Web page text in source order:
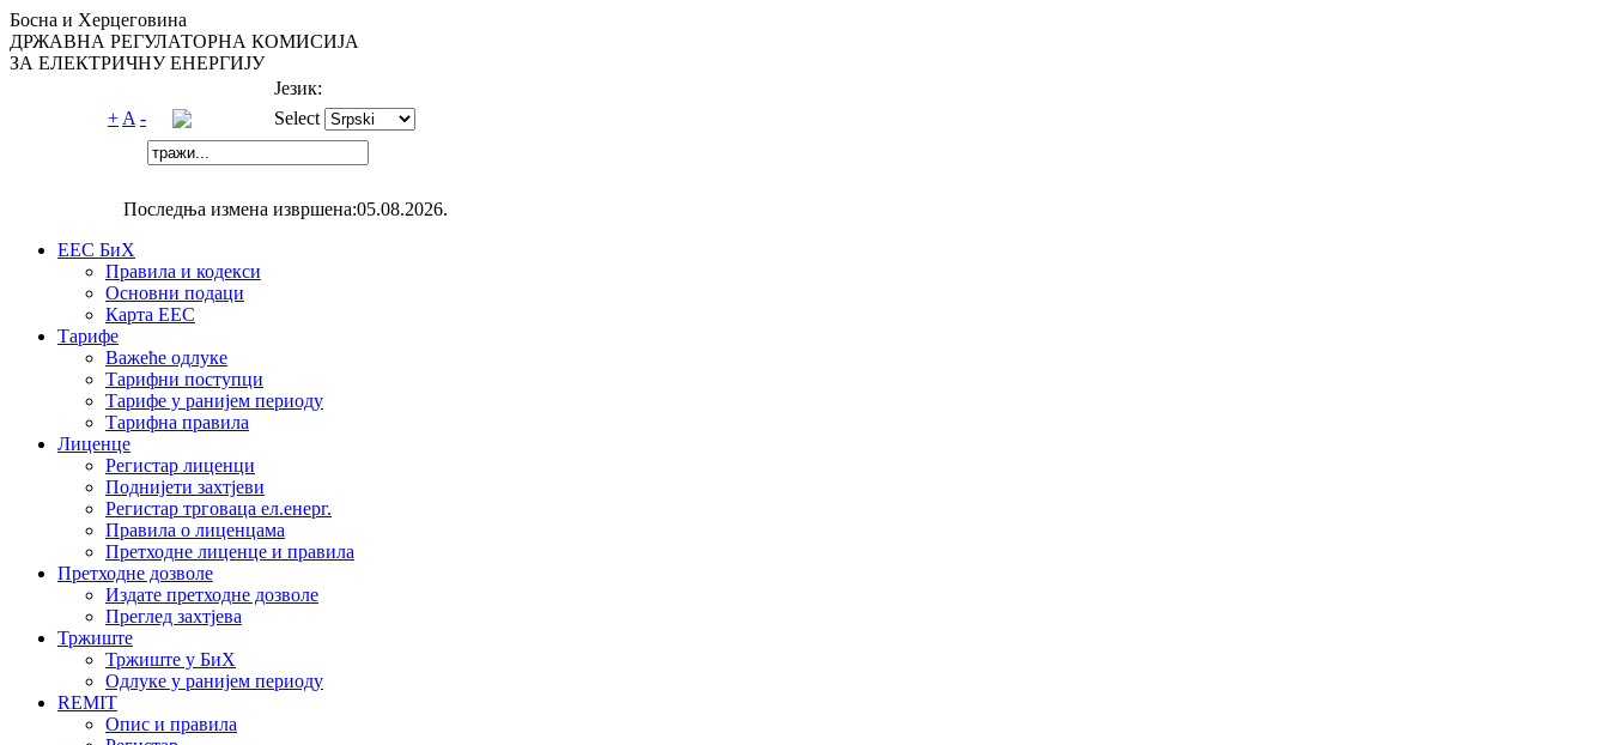
Босна и Херцеговина
ДРЖАВНА РЕГУЛАТОРНА КОМИСИЈА
ЗА ЕЛЕКТРИЧНУ ЕНЕРГИЈУ
Језик:
+ A - Select
Последња измена извршена:05.08.2026.
ЕЕС БиХ
Правила и кодекси
Основни подаци
Карта ЕЕС
Тарифе
Важеће одлуке
Тарифни поступци
Тарифе у ранијем периоду
Тарифна правила
Лиценце
Регистар лиценци
Поднијети захтјеви
Регистар трговаца ел.eнерг.
Правила о лиценцама
Претходне лиценце и правила
Претходне дозволе
Издате претходне дозволе
Преглед захтјева
Тржиште
Тржиште у БиХ
Одлуке у ранијем периоду
REMIT
Опис и правила